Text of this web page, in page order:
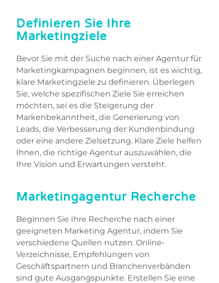
Definieren Sie Ihre
Marketingziele
Bevor Sie mit der Suche nach einer Agentur für
Marketingkampagnen beginnen, ist es wichtig,
klare Marketingziele zu definieren. Überlegen
Sie, welche spezifischen Ziele Sie erreichen
möchten, sei es die Steigerung der
Markenbekanntheit, die Generierung von
Leads, die Verbesserung der Kundenbindung
oder eine andere Zielsetzung. Klare Ziele helfen
Ihnen, die richtige Agentur auszuwählen, die
Ihre Vision und Erwartungen versteht.
Marketingagentur Recherche
Beginnen Sie Ihre Recherche nach einer
geeigneten Marketing Agentur, indem Sie
verschiedene Quellen nutzen. Online-
Verzeichnisse, Empfehlungen von
Geschäftspartnern und Branchenverbänden
sind gute Ausgangspunkte. Erstellen Sie eine